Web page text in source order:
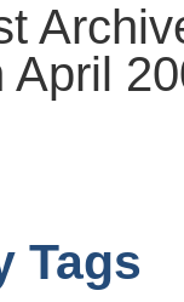
April
Tags